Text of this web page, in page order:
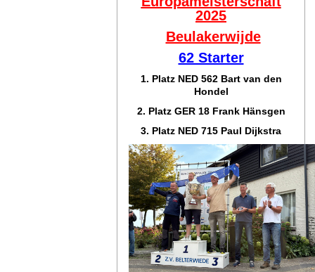
2025
Beulakerwijde
62 Starter
1. Platz NED 562 Bart van den
Hondel
2. Platz GER 18 Frank Hänsgen
3. Platz NED 715 Paul Dijkstra